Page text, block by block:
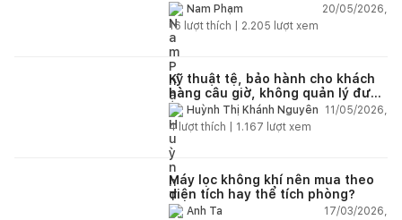
Nam Phạm
20/05/2026,
16 lượt thích | 2.205 lượt xem
Kỹ thuật tệ, bảo hành cho khách
hàng câu giờ, không quản lý được
nhân viên xây dựng của mình,
điện nhẹ, điện nước, tường quá
kém. Luôn đổ lỗi cho nhân viên.
Bảo hành quá tệ, tôi phải đợi rất
lâu mới dc bảo hành, liên hệ để
được bảo hành thì bơ khách
Huỳnh Thị Khánh Nguyên
11/05/2026,
4lượt thích | 1.167 lượt xem
Máy lọc không khí nên mua theo
diện tích hay thể tích phòng?
Anh Ta
17/03/2026,